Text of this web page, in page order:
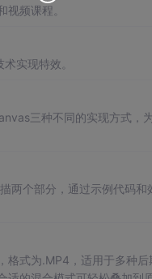
频课程。
实现特效。
三种不同的实现方式，
两个部分，通过示例代码和
格式为.MP4，适用于多种后